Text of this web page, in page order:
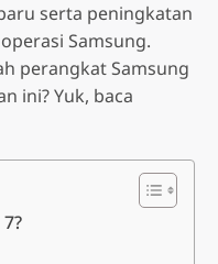
serta peningkatan
Samsung.
perangkat Samsung
ini? Yuk, baca